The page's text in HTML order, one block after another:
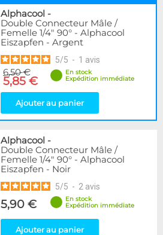
Alphacool -
Double Connecteur Mâle /
Femelle 1/4" 90° - Alphacool
Eiszapfen - Argent
5/5 - 1 avis
6,50 €
5,85 €
En stock
Expédition immédiate
Ajouter au panier
Alphacool -
Double Connecteur Mâle /
Femelle 1/4" 90° - Alphacool
Eiszapfen - Noir
5/5 - 2 avis
5,90 €
En stock
Expédition immédiate
Ajouter au panier